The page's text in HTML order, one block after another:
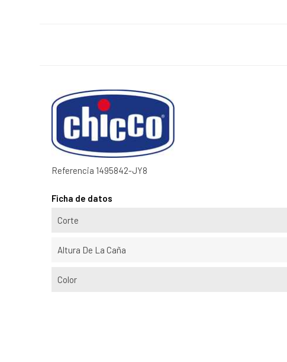
Referencia 1495842-JY8
Ficha de datos
Corte
Altura De La Caña
Color